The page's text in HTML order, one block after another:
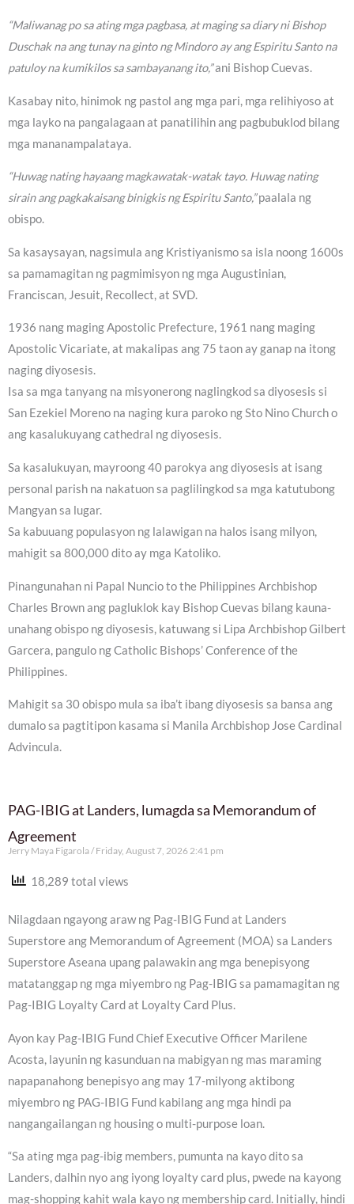
“Maliwanag po sa ating mga pagbasa, at maging sa diary ni Bishop
Duschak na ang tunay na ginto ng Mindoro ay ang Espiritu Santo na
patuloy na kumikilos sa sambayanang ito,”ani Bishop Cuevas.
Kasabay nito, hinimok ng pastol ang mga pari, mga relihiyoso at
mga layko na pangalagaan at panatilihin ang pagbubuklod bilang
mga mananampalataya.
“Huwag nating hayaang magkawatak-watak tayo. Huwag nating
sirain ang pagkakaisang binigkis ng Espiritu Santo,”paalala ng
obispo.
Sa kasaysayan, nagsimula ang Kristiyanismo sa isla noong 1600s
sa pamamagitan ng pagmimisyon ng mga Augustinian,
Franciscan, Jesuit, Recollect, at SVD.
1936 nang maging Apostolic Prefecture, 1961 nang maging
Apostolic Vicariate, at makalipas ang 75 taon ay ganap na itong
naging diyosesis.
Isa sa mga tanyang na misyonerong naglingkod sa diyosesis si
San Ezekiel Moreno na naging kura paroko ng Sto Nino Church o
ang kasalukuyang cathedral ng diyosesis.
Sa kasalukuyan, mayroong 40 parokya ang diyosesis at isang
personal parish na nakatuon sa paglilingkod sa mga katutubong
Mangyan sa lugar.
Sa kabuuang populasyon ng lalawigan na halos isang milyon,
mahigit sa 800,000 dito ay mga Katoliko.
Pinangunahan ni Papal Nuncio to the Philippines Archbishop
Charles Brown ang pagluklok kay Bishop Cuevas bilang kauna-
unahang obispo ng diyosesis, katuwang si Lipa Archbishop Gilbert
Garcera, pangulo ng Catholic Bishops’ Conference of the
Philippines.
Mahigit sa 30 obispo mula sa iba’t ibang diyosesis sa bansa ang
dumalo sa pagtitipon kasama si Manila Archbishop Jose Cardinal
Advincula.
PAG-IBIG at Landers, lumagda sa Memorandum of
Agreement
Jerry Maya Figarola Friday, August 7, 2026 2:41 pm
18,289 total views
Nilagdaan ngayong araw ng Pag-IBIG Fund at Landers
Superstore ang Memorandum of Agreement (MOA) sa Landers
Superstore Aseana upang palawakin ang mga benepisyong
matatanggap ng mga miyembro ng Pag-IBIG sa pamamagitan ng
Pag-IBIG Loyalty Card at Loyalty Card Plus.
Ayon kay Pag-IBIG Fund Chief Executive Officer Marilene
Acosta, layunin ng kasunduan na mabigyan ng mas maraming
napapanahong benepisyo ang may 17-milyong aktibong
miyembro ng PAG-IBIG Fund kabilang ang mga hindi pa
nangangailangan ng housing o multi-purpose loan.
“Sa ating mga pag-ibig members, pumunta na kayo dito sa
Landers, dalhin nyo ang iyong loyalty card plus, pwede na kayong
mag-shopping kahit wala kayo ng membership card. Initially, hindi